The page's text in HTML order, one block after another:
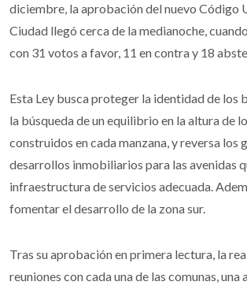
diciembre, la aprobación del nuevo Código
Ciudad llegó cerca de la medianoche,
con 31 votos a favor, 11 en contra y 18
Esta Ley busca proteger la identidad de los
la búsqueda de un equilibrio en la altura de
construidos en cada manzana, y reversa los
desarrollos inmobiliarios para las avenidas
infraestructura de servicios adecuada.
fomentar el desarrollo de la zona sur.
Tras su aprobación en primera lectura, la
reuniones con cada una de las comunas,